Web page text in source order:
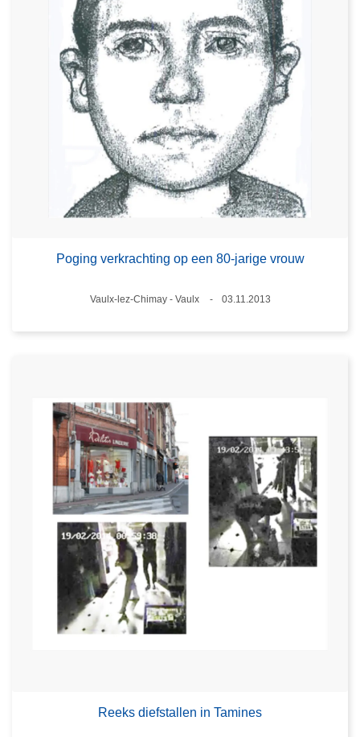
Poging verkrachting op een 80-jarige vrouw
Plaats
Vaulx-lez-Chimay - Vaulx
03.11.2013
Reeks diefstallen in Tamines